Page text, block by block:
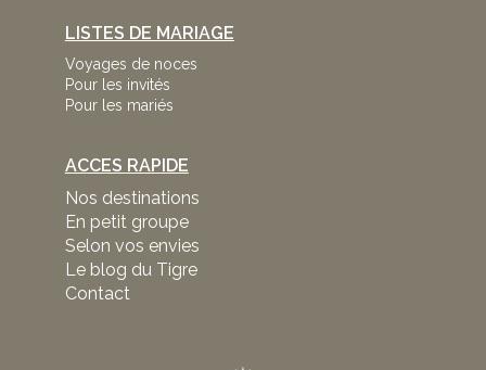
LISTES DE MARIAGE
Voyages de noces
Pour les invités
Pour les mariés
ACCES RAPIDE
Nos destinations
En petit groupe
Selon vos envies
Le blog du Tigre
Contact